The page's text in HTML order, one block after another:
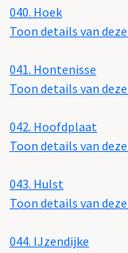
040. Hoek
Toon details van
041. Hontenisse
Toon details van
042. Hoofdplaat
Toon details van
043. Hulst
Toon details van
044. IJzendijke